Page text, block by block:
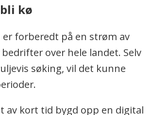
kø
forberedt på en strøm av
over hele landet. Selv
søking, vil det kunne
av kort tid bygd opp en digital